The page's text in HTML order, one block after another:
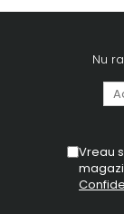
Nu
Vreau